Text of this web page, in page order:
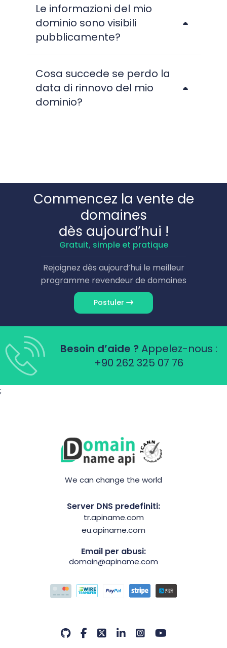
Le informazioni del mio
dominio sono visibili
pubblicamente?
Cosa succede se perdo la
data di rinnovo del mio
dominio?
Commencez la vente de
domaines
dès aujourd’hui !
Gratuit, simple et pratique
Rejoignez dès aujourd’hui le meilleur
programme revendeur de domaines
Postuler
Besoin d’aide ? Appelez-nous :
+90 262 325 07 76
;
We can change the world
Server DNS predefiniti:
tr.apiname.com
eu.apiname.com
Email per abusi:
domain@apiname.com